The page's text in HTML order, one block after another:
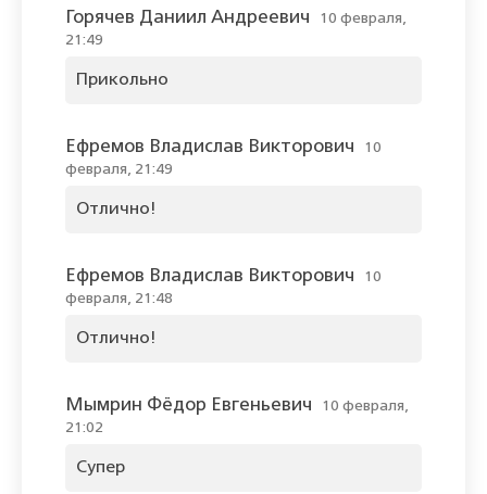
Горячев Даниил Андреевич
10 февраля,
21:49
Прикольно
Ефремов Владислав Викторович
10
февраля, 21:49
Отлично!
Ефремов Владислав Викторович
10
февраля, 21:48
Отлично!
Мымрин Фёдор Евгеньевич
10 февраля,
21:02
Супер